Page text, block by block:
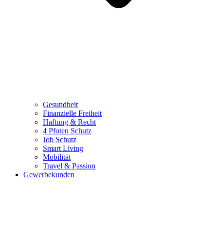
Gesundheit
Finanzielle Freiheit
Haftung & Recht
4 Pfoten Schutz
Job Schutz
Smart Living
Mobilität
Travel & Passion
Gewerbekunden